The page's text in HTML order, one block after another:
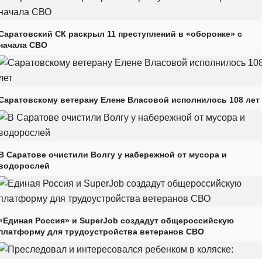
СК раскрыл 11 преступлений в «оборонке» с
СВО
ветерану Елене Власовой исполнилось 108 лет
Саратове очистили Волгу у набережной от мусора и
Россия» и SuperJob создадут общероссийскую
для трудоустройства ветеранов СВО